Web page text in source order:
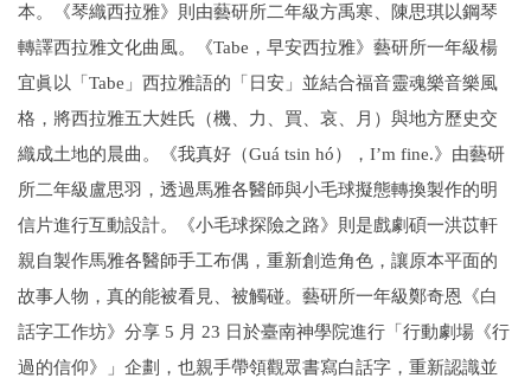
本。《琴織西拉雅》則由藝研所二年級方禹寒、陳思琪以鋼琴
轉譯西拉雅文化曲風。《Tabe，早安西拉雅》藝研所一年級楊
宜眞以「Tabe」西拉雅語的「日安」並結合福音靈魂樂音樂風
格，將西拉雅五大姓氏（機、力、買、哀、月）與地方歷史交
織成土地的晨曲。《我真好（Guá tsin hó），I’m fine.》由藝研
所二年級盧思羽，透過馬雅各醫師與小毛球擬態轉換製作的明
信片進行互動設計。《小毛球探險之路》則是戲劇碩一洪苡軒
親自製作馬雅各醫師手工布偶，重新創造角色，讓原本平面的
故事人物，真的能被看見、被觸碰。藝研所一年級鄭奇恩《白
話字工作坊》分享 5 月 23 日於臺南神學院進行「行動劇場《行
過的信仰》」企劃，也親手帶領觀眾書寫白話字，重新認識並